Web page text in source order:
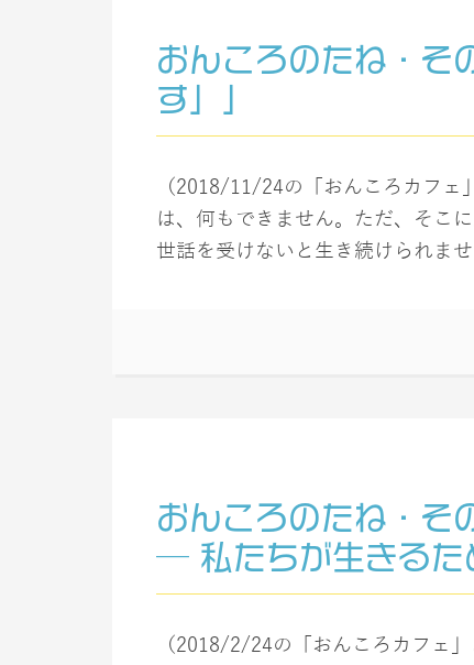
おんころのたね・
す」」
（2018/11/24の「おんころカフ
は、何もできません。ただ、そこ
世話を受けないと生き続けられま
おんころのたね・そ
─ 私たちが生きるた
（2018/2/24の「おんころカフェ